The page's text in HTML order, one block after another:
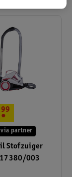
Stofzuiger
003
partner
.
99